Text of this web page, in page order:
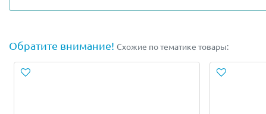
Обратите внимание! Схожие по тематике товары: